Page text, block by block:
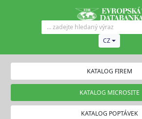
CZ
KATALOG FIREM
KATALOG MICROSITE
KATALOG POPTÁVEK